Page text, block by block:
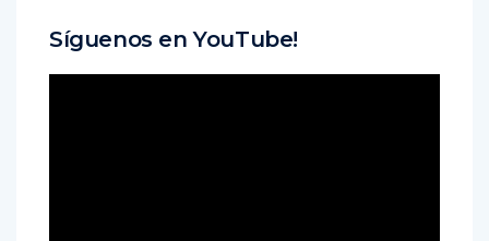
Síguenos en YouTube!